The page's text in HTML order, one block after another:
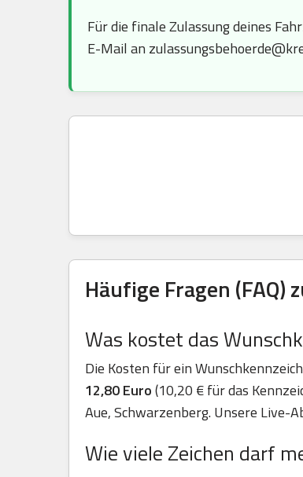
Für die finale Zulassung deines
E-Mail an
Häufige Fragen
Was kostet das
Die Kosten für ein
12,80 Euro(10,20 € für das
Aue, Schwarzenberg. Unsere Live-
Wie viele Zeichen darf